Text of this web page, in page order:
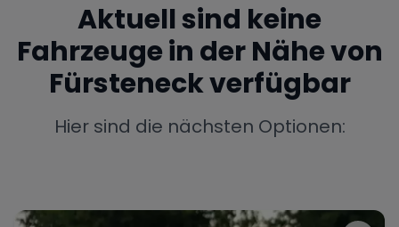
Mercedes BMW Audi
Aktuell sind keine
Fahrzeuge in der Nähe von
Fürsteneckverfügbar
Hier sind die nächsten Optionen: